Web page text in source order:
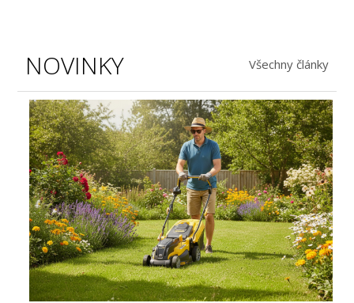
NOVINKY Všechny články